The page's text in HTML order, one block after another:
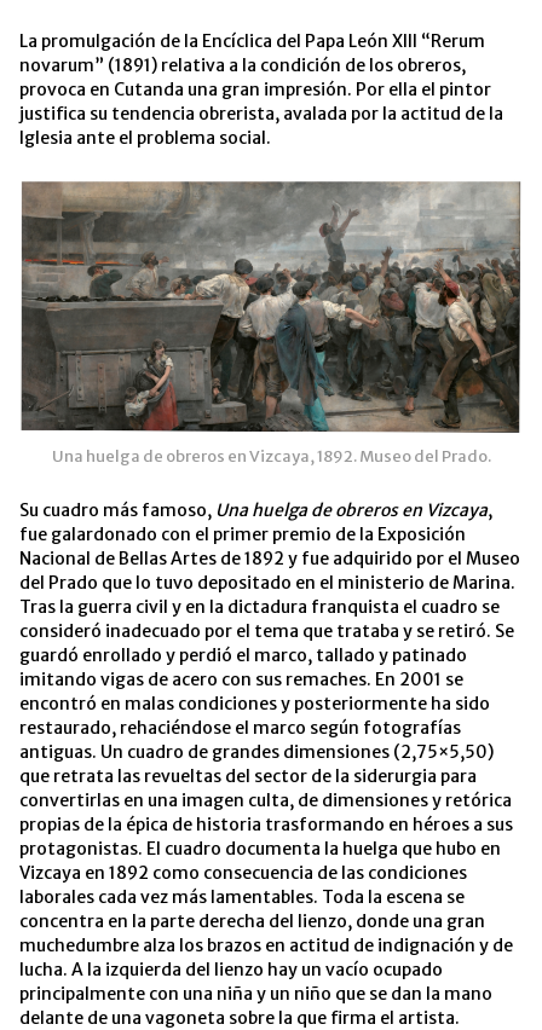
La promulgación de la Encíclica del Papa León XIII “Rerum
novarum” (1891) relativa a la condición de los obreros,
provoca en Cutanda una gran impresión. Por ella el pintor
justifica su tendencia obrerista, avalada por la actitud de la
Iglesia ante el problema social.
Una huelga de obreros en Vizcaya, 1892. Museo del Prado.
Su cuadro más famoso, Una huelga de obreros en Vizcaya,
fue galardonado con el primer premio de la Exposición
Nacional de Bellas Artes de 1892 y fue adquirido por el Museo
del Prado que lo tuvo depositado en el ministerio de Marina. ​
Tras la guerra civil y en la dictadura franquista el cuadro se
consideró inadecuado por el tema que trataba y se retiró. Se
guardó enrollado y perdió el marco, tallado y patinado
imitando vigas de acero con sus remaches. En 2001 se
encontró en malas condiciones y posteriormente ha sido
restaurado, rehaciéndose el marco según fotografías
antiguas. Un cuadro de grandes dimensiones (2,75×5,50)
que retrata las revueltas del sector de la siderurgia para
convertirlas en una imagen culta, de dimensiones y retórica
propias de la épica de historia trasformando en héroes a sus
protagonistas. El cuadro documenta la huelga que hubo en
Vizcaya en 1892 como consecuencia de las condiciones
laborales cada vez más lamentables. Toda la escena se
concentra en la parte derecha del lienzo, donde una gran
muchedumbre alza los brazos en actitud de indignación y de
lucha. A la izquierda del lienzo hay un vacío ocupado
principalmente con una niña y un niño que se dan la mano
delante de una vagoneta sobre la que firma el artista.